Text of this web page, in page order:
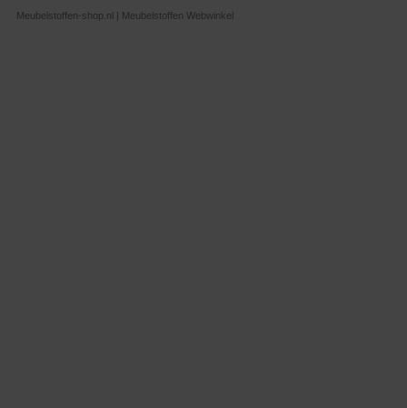
Meubelstoffen-shop.nl | Meubelstoffen Webwinkel